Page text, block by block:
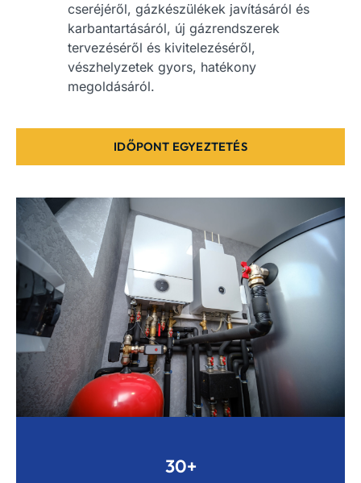
cseréjéről, gázkészülékek javításáról és
karbantartásáról, új gázrendszerek
tervezéséről és kivitelezéséről,
vészhelyzetek gyors, hatékony
megoldásáról.
IDŐPONT EGYEZTETÉS
30+